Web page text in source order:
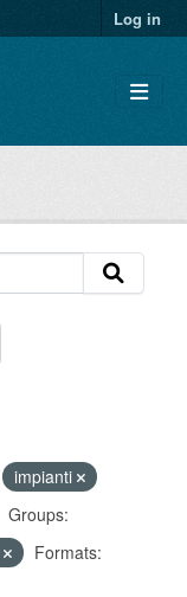
Log in
impianti
Groups:
Formats: